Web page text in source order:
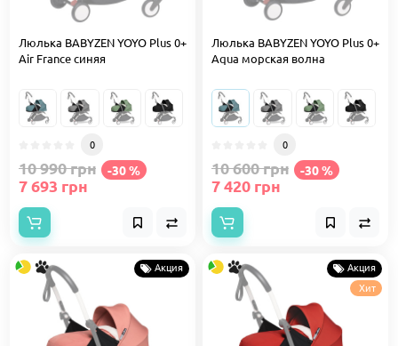
Люлька BABYZEN YOYO Plus 0+
Air France синяя
0
10 990 грн -30 %
7 693 грн
Люлька BABYZEN YOYO Plus 0+
Aqua морская волна
0
10 600 грн -30 %
7 420 грн
Акция
Акция
Хит